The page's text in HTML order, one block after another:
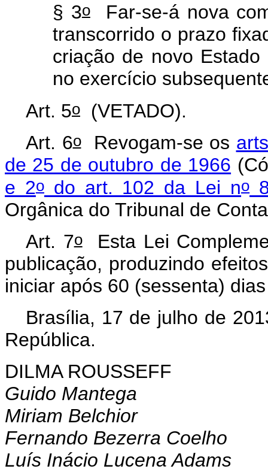
§ 3oFar-se-á nova
transcorrido o prazo
criação de novo
no exercício
Art. 5o (VETADO).
Art. 6oRevogam-se os
de 25 de outubro de 1966
e 2odo art. 102 da Lei no
Orgânica do Tribunal de
Art. 7oEsta Lei
publicação, produzindo
iniciar após 60 (sessenta)
Brasília, 17 de julho de
República.
DILMA ROUSSEFF
Guido Mantega
Miriam Belchior
Fernando Bezerra Coelho
Luís Inácio Lucena Adams